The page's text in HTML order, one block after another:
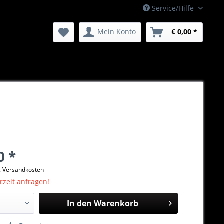
Service/Hilfe
Mein Konto € 0,00 *
*
Versandkosten
anfragen!
In den Warenkorb